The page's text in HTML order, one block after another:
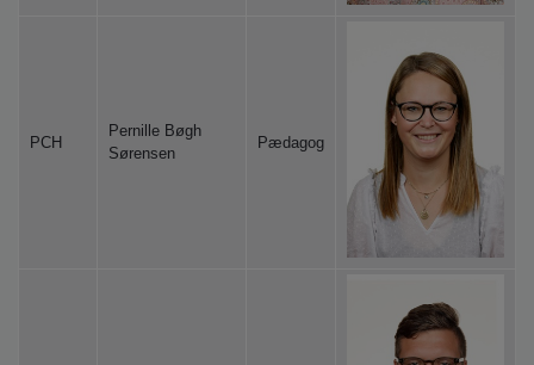
PCH
Pernille Bøgh
Sørensen
Pædagog